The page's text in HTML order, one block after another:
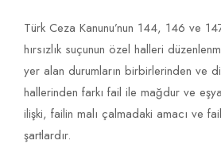
Türk Ceza Kanunu’nun 144, 146 ve
hırsızlık suçunun özel halleri
yer alan durumların birbirlerinden ve
hallerinden farkı fail ile mağdur ve
ilişki, failin malı çalmadaki amacı ve
şartlardır.